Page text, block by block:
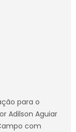
para o
Adilson Aguiar
com